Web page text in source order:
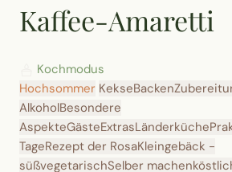
Kaffee-Amaretti
Kochmodus
Hochsommer KekseBacken
AlkoholBesondere
AspekteGästeExtrasLänderküche
TageRezept der RosaKleingebäck -
süßvegetarischSelber machen